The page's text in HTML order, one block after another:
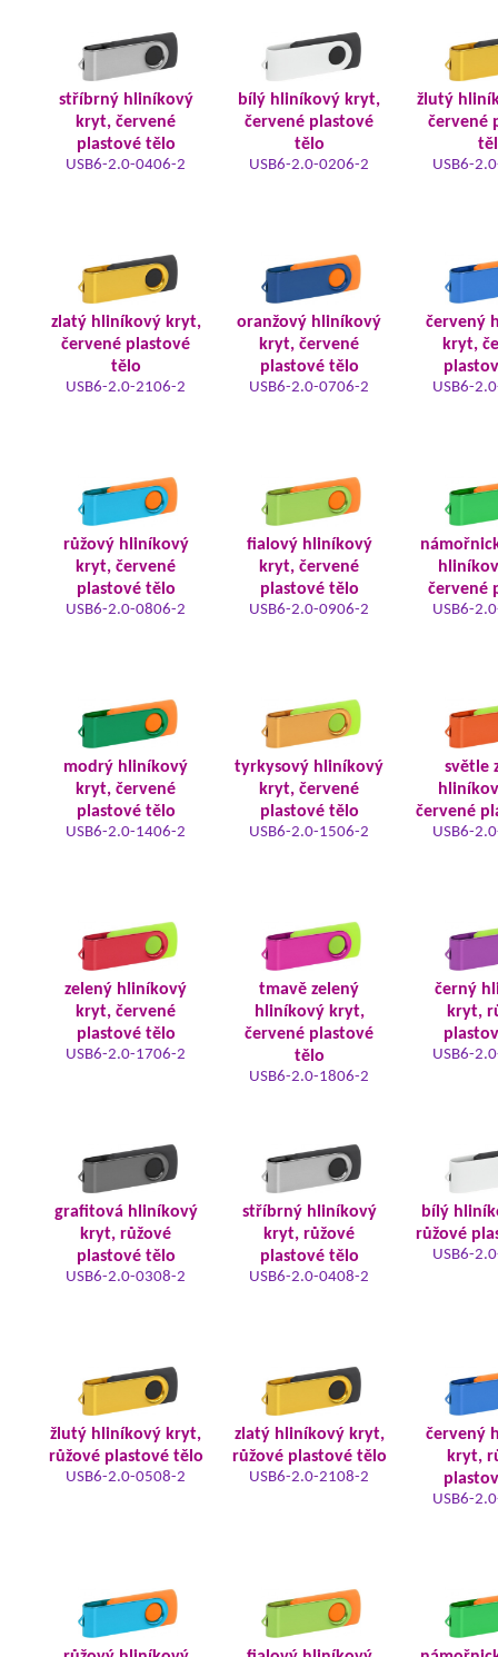
stříbrný hliníkový
kryt, červené
plastové tělo
USB6-2.0-0406-2
bílý hliníkový kryt,
červené plastové
tělo
USB6-2.0-0206-2
žlutý
červené
USB6-
zlatý hliníkový kryt,
červené plastové
tělo
USB6-2.0-2106-2
oranžový hliníkový
kryt, červené
plastové tělo
USB6-2.0-0706-2
červený
kryt,
USB6-
růžový hliníkový
kryt, červené
plastové tělo
USB6-2.0-0806-2
fialový hliníkový
kryt, červené
plastové tělo
USB6-2.0-0906-2
červené
USB6-
modrý hliníkový
kryt, červené
plastové tělo
USB6-2.0-1406-2
tyrkysový hliníkový
kryt, červené
plastové tělo
USB6-2.0-1506-2
světle
červené
USB6-
zelený hliníkový
kryt, červené
plastové tělo
USB6-2.0-1706-2
tmavě zelený
hliníkový kryt,
červené plastové
tělo
USB6-2.0-1806-2
černý
kryt,
USB6-
grafitová hliníkový
kryt, růžové
plastové tělo
USB6-2.0-0308-2
stříbrný hliníkový
kryt, růžové
plastové tělo
USB6-2.0-0408-2
bílý
růžové
USB6-
žlutý hliníkový kryt,
růžové plastové tělo
USB6-2.0-0508-2
zlatý hliníkový kryt,
růžové plastové tělo
USB6-2.0-2108-2
červený
kryt,
USB6-